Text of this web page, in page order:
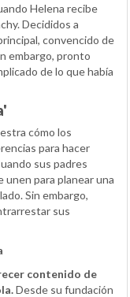
Helena recibe
Decididos a
convencido de
embargo, pronto
de lo que había
cómo los
para hacer
sus padres
unen para planear una
Sin embargo,
sus
contenido de
Desde su fundación